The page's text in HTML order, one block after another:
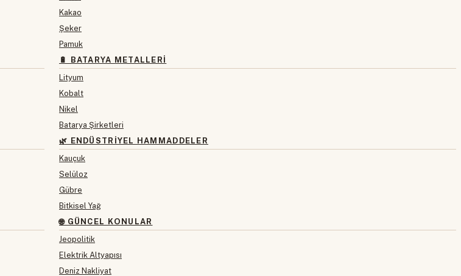
Kakao
Şeker
Pamuk
🔋 BATARYA METALLERI
Lityum
Kobalt
Nikel
Batarya Şirketleri
🌿 ENDÜSTRIYEL HAMMADDELER
Kauçuk
Selüloz
Gübre
Bitkisel Yağ
🌐 GÜNCEL KONULAR
Jeopolitik
Elektrik Altyapısı
Deniz Nakliyat